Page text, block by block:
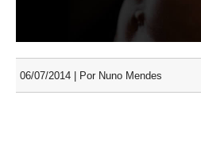
06/07/2014 | Por Nuno Mendes